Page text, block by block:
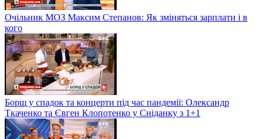
Очільник МОЗ Максим Степанов: Як зміняться зарплати і в
кого
Борщ у спадок та концерти під час пандемії: Олександр
Ткаченко та Євген Клопотенко у Сніданку з 1+1